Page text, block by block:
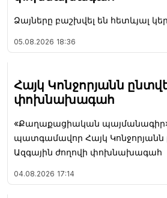
Ձայները բաշխվել են հետևյալ
05.08.2026 18:36
Հայկ Կոնջորյանն
փոխնախագահ
«Քաղաքացիական
պատգամավոր Հայկ Կոնջորյանն
Ազգային ժողովի փոխնախագահ
04.08.2026 17:14